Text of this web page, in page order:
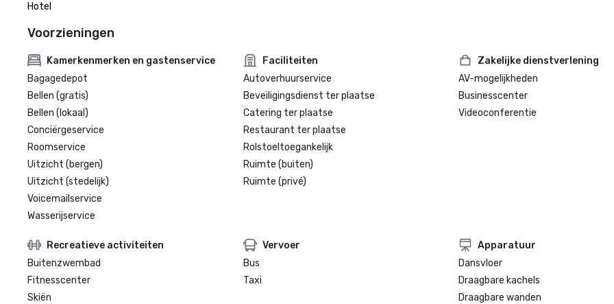
Hotel
Voorzieningen
Kamerkenmerken en gastenservice
Bagagedepot
Bellen (gratis)
Bellen (lokaal)
Conciërgeservice
Roomservice
Uitzicht (bergen)
Uitzicht (stedelijk)
Voicemailservice
Wasserijservice
Faciliteiten
Autoverhuurservice
Beveiligingsdienst ter plaatse
Catering ter plaatse
Restaurant ter plaatse
Rolstoeltoegankelijk
Ruimte (buiten)
Ruimte (privé)
Zakelijke dienstverlening
AV-mogelijkheden
Businesscenter
Videoconferentie
Recreatieve activiteiten
Buitenzwembad
Fitnesscenter
Skiën
Vervoer
Bus
Taxi
Apparatuur
Dansvloer
Draagbare kachels
Draagbare wanden